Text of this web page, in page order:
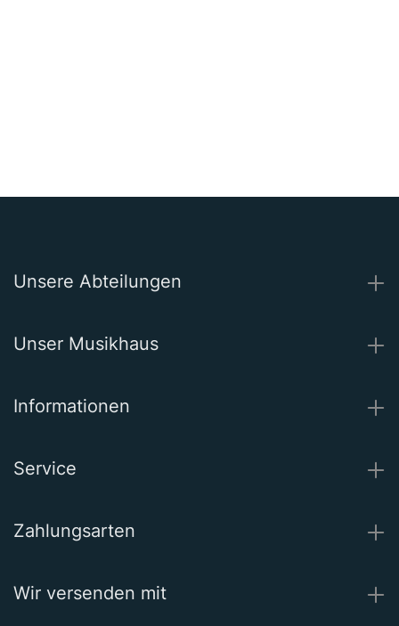
Unsere Abteilungen
Unser Musikhaus
Informationen
Service
Zahlungsarten
Wir versenden mit